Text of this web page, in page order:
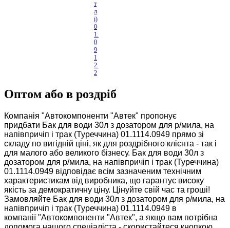
т
л
і)
0
1.
0
9
1
2.
2
0
Оптом або в роздріб
Компанія "Автокомпоненти "Автек" пропонує
придбати Бак для води 30л з дозатором для р/мила, на
напівпричіп і трак (Туреччина) 01.1114.0949 прямо зі
складу по вигідній ціні, як для роздрібного клієнта - так і
для малого або великого бізнесу. Бак для води 30л з
дозатором для р/мила, на напівпричіп і трак (Туреччина)
01.1114.0949 відповідає всім зазначеним технічним
характеристикам від виробника, що гарантує високу
якість за демократичну ціну. Цінуйте свій час та гроші!
Замовляйте Бак для води 30л з дозатором для р/мила, на
напівпричіп і трак (Туреччина) 01.1114.0949 в
компанії "Автокомпоненти "Автек", а якщо вам потрібна